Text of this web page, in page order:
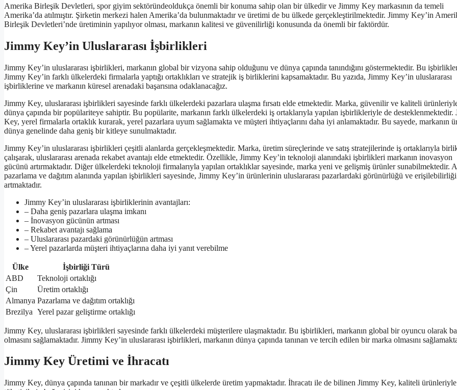
Amerika Birleşik Devletleri, spor giyim sektöründeoldukça önemli bir konuma sahip olan bir ülkedir ve Jimmy Key markasının da temeli
Amerika’da atılmıştır. Şirketin merkezi halen Amerika’da bulunmaktadır ve üretimi de bu ülkede gerçekleştirilmektedir. Jimmy Key’in
Birleşik Devletleri’nde üretiminin yapılıyor olması, markanın kalitesi ve güvenilirliği konusunda da önemli bir faktördür.
Jimmy Key’in Uluslararası İşbirlikleri
Jimmy Key’in uluslararası işbirlikleri, markanın global bir vizyona sahip olduğunu ve dünya çapında tanındığını göstermektedir. Bu
Jimmy Key’in farklı ülkelerdeki firmalarla yaptığı ortaklıkları ve stratejik iş birliklerini kapsamaktadır. Bu yazıda, Jimmy Key’in uluslararası
işbirliklerine ve markanın küresel arenadaki başarısına odaklanacağız.
Jimmy Key, uluslararası işbirlikleri sayesinde farklı ülkelerdeki pazarlara ulaşma fırsatı elde etmektedir. Marka, güvenilir ve kaliteli
dünya çapında bir popülariteye sahiptir. Bu popülarite, markanın farklı ülkelerdeki iş ortaklarıyla yapılan işbirlikleriyle de desteklenmektedir.
Key, yerel firmalarla ortaklık kurarak, yerel pazarlara uyum sağlamakta ve müşteri ihtiyaçlarını daha iyi anlamaktadır. Bu sayede, markanın
dünya genelinde daha geniş bir kitleye sunulmaktadır.
Jimmy Key’in uluslararası işbirlikleri çeşitli alanlarda gerçekleşmektedir. Marka, üretim süreçlerinde ve satış stratejilerinde iş ortaklarıyla
çalışarak, uluslararası arenada rekabet avantajı elde etmektedir. Özellikle, Jimmy Key’in teknoloji alanındaki işbirlikleri markanın inovasyon
gücünü artırmaktadır. Diğer ülkelerdeki teknoloji firmalarıyla yapılan ortaklıklar sayesinde, marka yeni ve gelişmiş ürünler sunabilmektedir.
pazarlama ve dağıtım alanında yapılan işbirlikleri sayesinde, Jimmy Key’in ürünlerinin uluslararası pazarlardaki görünürlüğü ve erişilebilirliği
artmaktadır.
Jimmy Key’in uluslararası işbirliklerinin avantajları:
– Daha geniş pazarlara ulaşma imkanı
– İnovasyon gücünün artması
– Rekabet avantajı sağlama
– Uluslararası pazardaki görünürlüğün artması
– Yerel pazarlarda müşteri ihtiyaçlarına daha iyi yanıt verebilme
Ülke
İşbirliği Türü
ABD
Teknoloji ortaklığı
Çin
Üretim ortaklığı
Almanya Pazarlama ve dağıtım ortaklığı
Brezilya Yerel pazar geliştirme ortaklığı
Jimmy Key, uluslararası işbirlikleri sayesinde farklı ülkelerdeki müşterilere ulaşmaktadır. Bu işbirlikleri, markanın global bir oyuncu olarak
olmasını sağlamaktadır. Jimmy Key’in uluslararası işbirlikleri, markanın dünya çapında tanınan ve tercih edilen bir marka olmasını
Jimmy Key Üretimi ve İhracatı
Jimmy Key, dünya çapında tanınan bir markadır ve çeşitli ülkelerde üretim yapmaktadır. İhracatı ile de bilinen Jimmy Key, kaliteli ürünleriyle